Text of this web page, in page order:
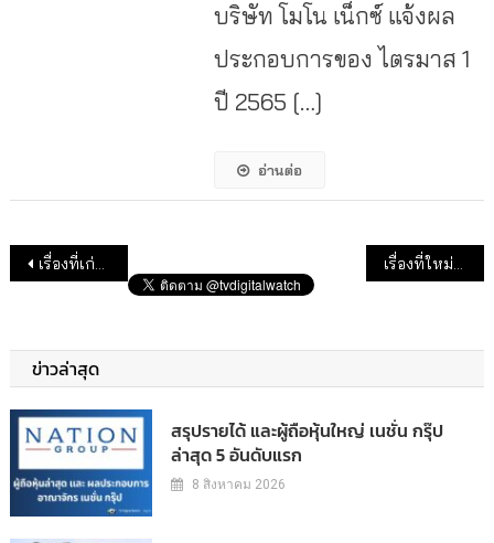
บริษัท โมโน เน็กซ์ แจ้งผล
ประกอบการของ ไตรมาส 1
ปี 2565 […]
อ่านต่อ
แนะแนวเรื่อง
เรื่องที่เก่ากว่า เรื่องที่ใหม่กว่า
ข่าวล่าสุด
สรุปรายได้ และผู้ถือหุ้นใหญ่ เนชั่น กรุ๊ป
ล่าสุด 5 อันดับแรก
8 สิงหาคม 2026